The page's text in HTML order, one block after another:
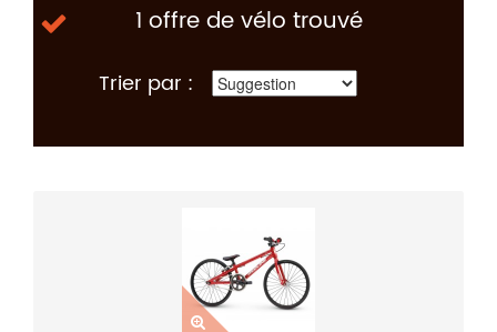
1 offre de vélo trouvé
Trier par :